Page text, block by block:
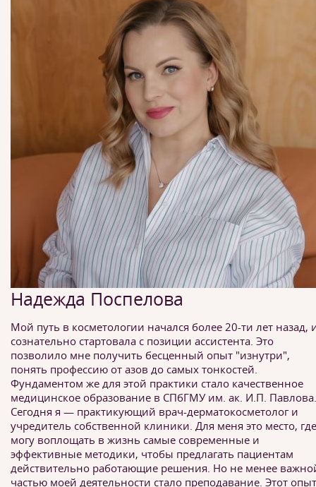
Надежда Поспелова
Мой путь в косметологии начался более 20-ти лет назад,
сознательно стартовала с позиции ассистента. Это
позволило мне получить бесценный опыт "изнутри",
понять профессию от азов до самых тонкостей.
Фундаментом же для этой практики стало качественное
медицинское образование в СПбГМУ им. ак. И.П. Павлова.
Сегодня я — практикующий врач-дерматокосметолог и
учредитель собственной клиники. Для меня это место,
могу воплощать в жизнь самые современные и
эффективные методики, чтобы предлагать пациентам
действительно работающие решения. Но не менее
частью моей деятельности стало преподавание. Этот опыт